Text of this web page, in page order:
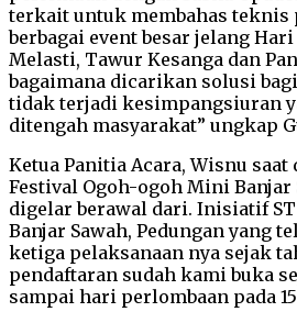
terkait untuk membahas teknis
berbagai event besar jelang
Melasti, Tawur Kesanga dan
bagaimana dicarikan solusi
tidak terjadi kesimpangsiuran
ditengah masyarakat” ungkap
Ketua Panitia Acara, Wisnu
Festival Ogoh-ogoh Mini Banjar
digelar berawal dari. Inisiatif
Banjar Sawah, Pedungan yang
ketiga pelaksanaan nya sejak
pendaftaran sudah kami buka
sampai hari perlombaan pada